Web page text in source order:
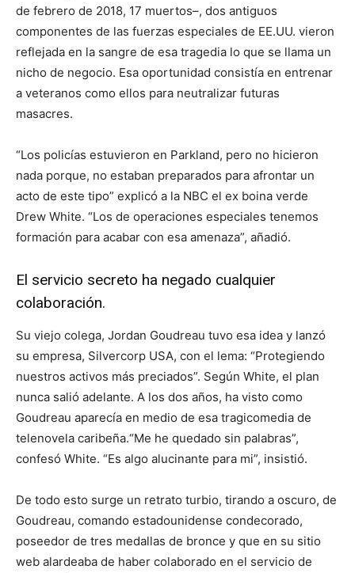
de febrero de 2018, 17 muertos–, dos antiguos
componentes de las fuerzas especiales de EE.UU. vieron
reflejada en la sangre de esa tragedia lo que se llama un
nicho de negocio. Esa oportunidad consistía en entrenar
a veteranos como ellos para neutralizar futuras
masacres.
“Los policías estuvieron en Parkland, pero no hicieron
nada porque, no estaban preparados para afrontar un
acto de este tipo” explicó a la NBC el ex boina verde
Drew White. “Los de operaciones especiales tenemos
formación para acabar con esa amenaza”, añadió.
El servicio secreto ha negado cualquier
colaboración.
Su viejo colega, Jordan Goudreau tuvo esa idea y lanzó
su empresa, Silvercorp USA, con el lema: “Protegiendo
nuestros activos más preciados”. Según White, el plan
nunca salió adelante. A los dos años, ha visto como
Goudreau aparecía en medio de esa tragicomedia de
telenovela caribeña.“Me he quedado sin palabras”,
confesó White. “Es algo alucinante para mi”, insistió.
De todo esto surge un retrato turbio, tirando a oscuro, de
Goudreau, comando estadounidense condecorado,
poseedor de tres medallas de bronce y que en su sitio
web alardeaba de haber colaborado en el servicio de